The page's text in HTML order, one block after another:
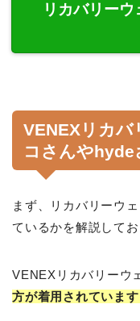
リカバリー
VENEXリカ
コさんやhyde
まず、リカバリーウ
ているかを解説してお
VENEXリカバリーウ
方が着用されています